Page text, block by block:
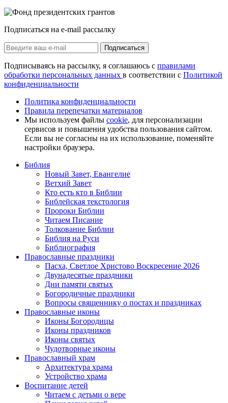
Подписаться на e-mail рассылку
Подписаться
Подписываясь на рассылку, я соглашаюсь с правилами
обработки персональных данных в соответствии с Политикой
конфиденциальности
Политика конфиденциальности
Правила перепечатки материалов
Мы используем файлы cookie, для персонализации
сервисов и повышения удобства пользования сайтом.
Если вы не согласны на их использование, поменяйте
настройки браузера.
Библия
Новый Завет, Евангелие
Ветхий Завет
Кто есть кто в Библии
Библейская текстология
Пророки Библии
Читаем Писание
Толкование Библии
Библия на Руси
Библиография
Православные праздники
Пасха, Светлое Христово Воскресение 2026
Двунадесятые праздники
Дни памяти святых
Богородичные праздники
Вопросы священнику о постах и праздниках
Православные иконы
Иконы Богородицы
Иконы праздников
Иконы святых
Чудотворные иконы
Православный храм
Архитектура храма
Устройство храма
Воспитание детей
Читаем с детьми о вере